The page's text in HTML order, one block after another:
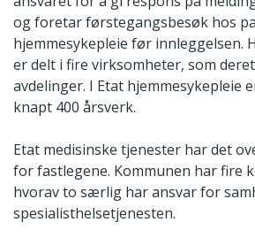
og foretar førstegangsbesøk hos
hjemmesykepleie før innleggelsen.
er delt i fire virksomheter, som
avdelinger. I Etat hjemmesykepleie
knapt 400 årsverk.
Etat medisinske tjenester har det
for fastlegene. Kommunen har fire
hvorav to særlig har ansvar for
spesialisthelsetjenesten.